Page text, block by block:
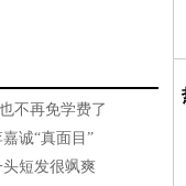
不再免学费了
诚“真面目”
短发很飒爽